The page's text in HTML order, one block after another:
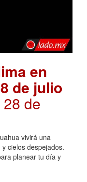
en
de julio
28 de
vivirá una
cielos despejados.
planear tu día y